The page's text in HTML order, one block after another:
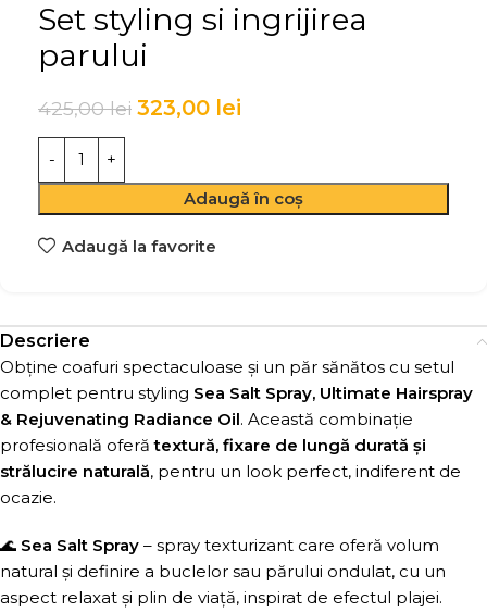
Set styling si ingrijirea
parului
425,00lei 323,00 lei
Adaugă în coș
Adaugă la favorite
Descriere
Obține coafuri spectaculoase și un păr sănătos cu setul
complet pentru styling Sea Salt Spray, Ultimate Hairspray
& Rejuvenating Radiance Oil. Această combinație
profesională oferătextură, fixare de lungă durată și
strălucire naturală, pentru un look perfect, indiferent de
ocazie.
🌊 Sea Salt Spray – spray texturizant care oferă volum
natural și definire a buclelor sau părului ondulat, cu un
aspect relaxat și plin de viață, inspirat de efectul plajei.